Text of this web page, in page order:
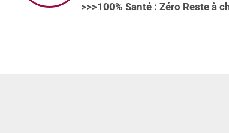
>>>100% Santé : Zéro Reste à